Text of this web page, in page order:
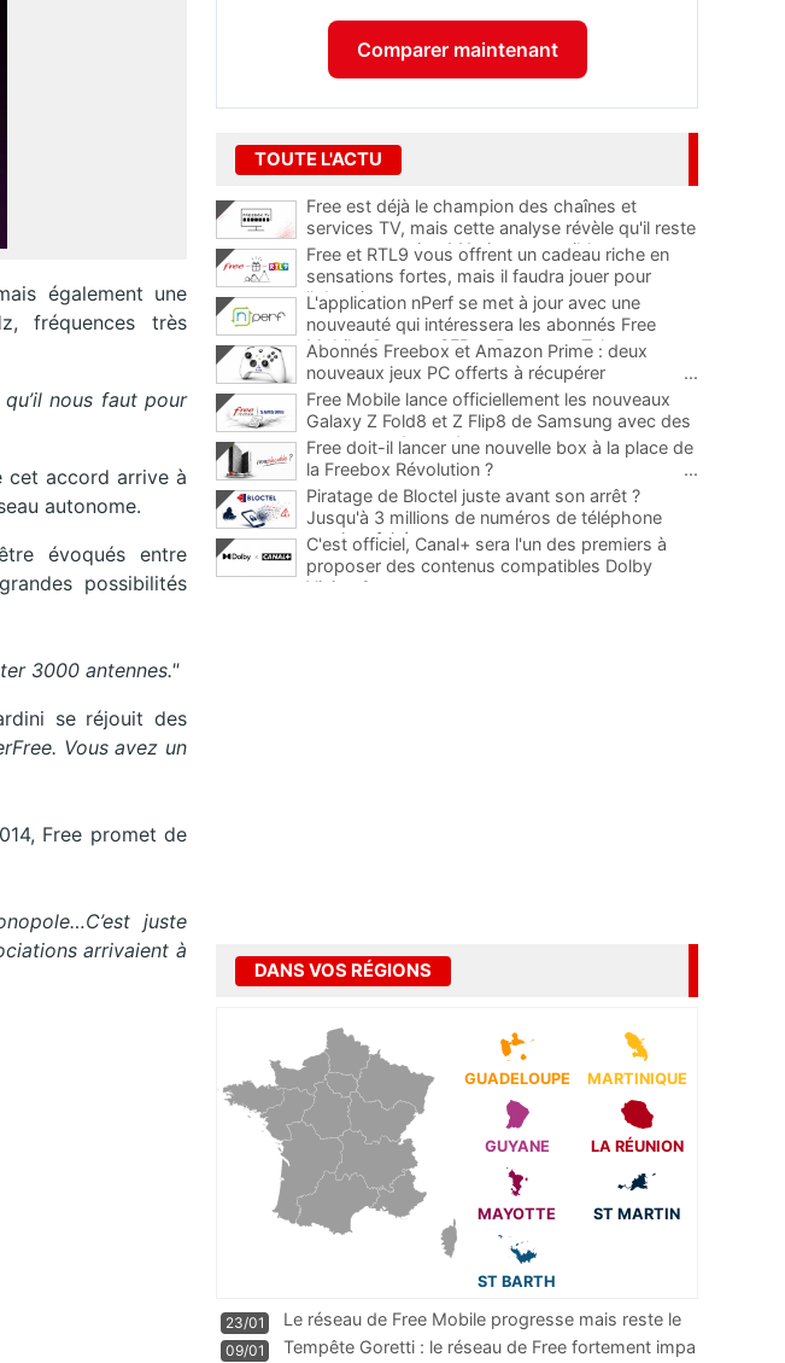
également une
fréquences très
nous faut pour
cet accord arrive à
autonome.
évoqués entre
possibilités
3000 antennes."
se réjouit des
Vous avez un
Free promet de
juste
arrivaient à
Comparer maintenant
TOUTE L'ACTU
Free est déjà le champion des chaînes et
services TV, mais cette analyse révèle qu'il reste
encore au moins 141 ajouts possibles
Free et RTL9 vous offrent un cadeau riche en
sensations fortes, mais il faudra jouer pour
l'obtenir
L'application nPerf se met à jour avec une
nouveauté qui intéressera les abonnés Free
Mobile, Orange, SFR et Bouygues Telecom
Abonnés Freebox et Amazon Prime : deux
nouveaux jeux PC offerts à récupérer
...
Free Mobile lance officiellement les nouveaux
Galaxy Z Fold8 et Z Flip8 de Samsung avec des
promos et des cadeaux
...
Free doit-il lancer une nouvelle box à la place de
la Freebox Révolution ?
...
Piratage de Bloctel juste avant son arrêt ?
Jusqu'à 3 millions de numéros de téléphone
auraient fuité
C'est officiel, Canal+ sera l'un des premiers à
proposer des contenus compatibles Dolby
Vision 2
DANS VOS RÉGIONS
GUADELOUPE MARTINIQUE
GUYANE LA RÉUNION
MAYOTTE ST MARTIN
ST BARTH
23/01
Le réseau de Free Mobile progresse mais reste le
m
...
09/01
Tempête Goretti : le réseau de Free fortement impa